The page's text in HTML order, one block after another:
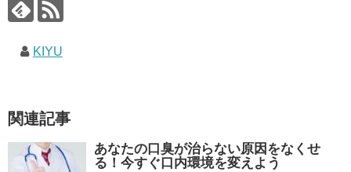
KIYU
関連記事
あなたの口臭が治らない原因をなくせ
る！今すぐ口内環境を変えよう